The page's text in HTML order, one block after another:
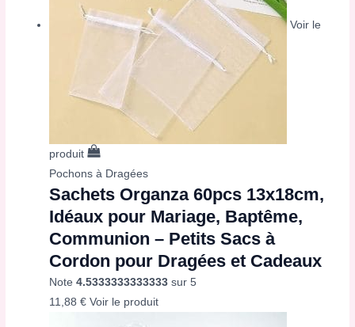
Voir le
produit
Pochons à Dragées
Sachets Organza 60pcs 13x18cm,
Idéaux pour Mariage, Baptême,
Communion – Petits Sacs à
Cordon pour Dragées et Cadeaux
Note4.5333333333333 sur 5
11,88€ Voir le produit